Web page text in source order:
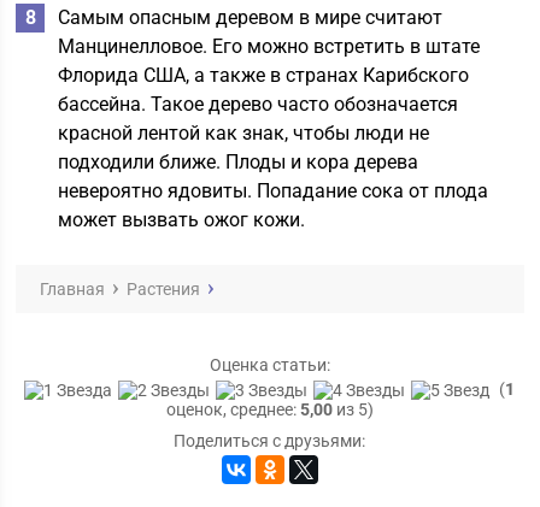
Самым опасным деревом в мире считают
Манцинелловое. Его можно встретить в штате
Флорида США, а также в странах Карибского
бассейна. Такое дерево часто обозначается
красной лентой как знак, чтобы люди не
подходили ближе. Плоды и кора дерева
невероятно ядовиты. Попадание сока от плода
может вызвать ожог кожи.
Главная Растения
Оценка статьи:
(1
оценок, среднее:5,00из 5)
Поделиться с друзьями: